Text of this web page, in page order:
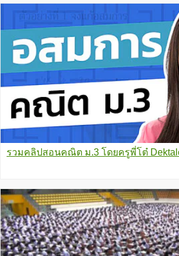
รวมคลิปสอนคณิต ม.3 โดยครูพี่โต๋